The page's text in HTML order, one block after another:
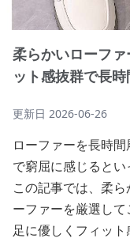
柔らかいローフ
ット感抜群で長
更新日 2026-06-26
ローファーを長時
で窮屈に感じるとい
この記事では、柔
ーファーを厳選して
足に優しくフィッ